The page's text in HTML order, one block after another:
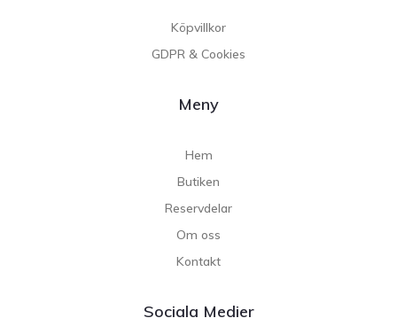
Köpvillkor
GDPR & Cookies
Meny
Hem
Butiken
Reservdelar
Om oss
Kontakt
Sociala Medier